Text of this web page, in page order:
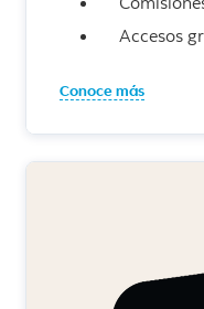
Accesos
Conoce más